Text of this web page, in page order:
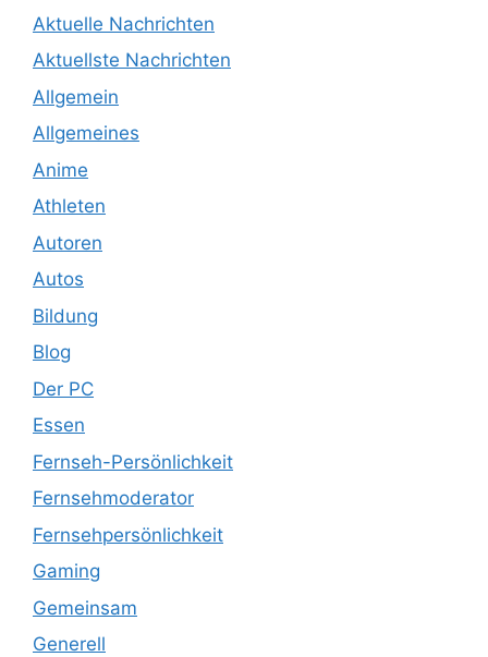
Aktuelle Nachrichten
Aktuellste Nachrichten
Allgemein
Allgemeines
Anime
Athleten
Autoren
Autos
Bildung
Blog
Der PC
Essen
Fernseh-Persönlichkeit
Fernsehmoderator
Fernsehpersönlichkeit
Gaming
Gemeinsam
Generell